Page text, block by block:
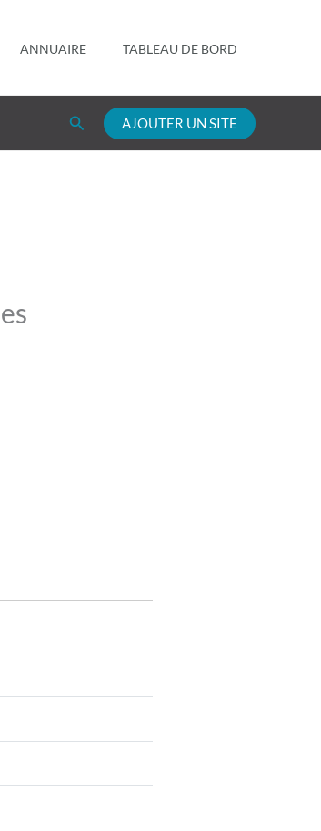
ANNUAIRE TABLEAU DE BORD
RechercherAJOUTER UN SITE